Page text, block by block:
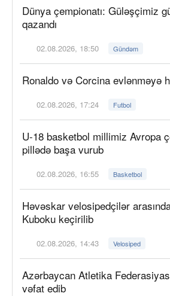
Dünya çempionatı: Güləşçimiz
qazandı
02.08.2026, 18:50 Gündəm
Ronaldo və Corcina evlənməyə
02.08.2026, 17:24 Futbol
U-18 basketbol millimiz Avropa
pillədə başa vurub
02.08.2026, 16:55 Basketbol
Həvəskar velosipedçilər
Kuboku keçirilib
02.08.2026, 14:43 Velosiped
Azərbaycan Atletika
vəfat edib